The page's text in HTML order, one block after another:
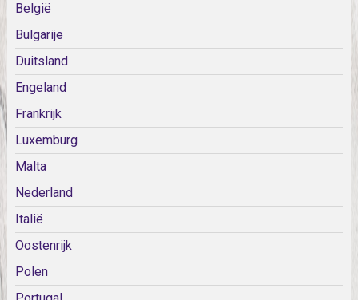
België
Bulgarije
Duitsland
Engeland
Frankrijk
Luxemburg
Malta
Nederland
Italië
Oostenrijk
Polen